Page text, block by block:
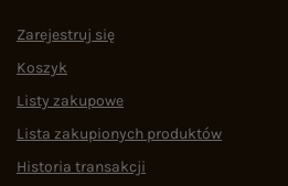
Zarejestruj się
Koszyk
Listy zakupowe
Lista zakupionych produktów
Historia transakcji